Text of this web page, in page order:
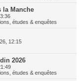
la Manche
études & enquêtes
12:15
2026
études & enquêtes